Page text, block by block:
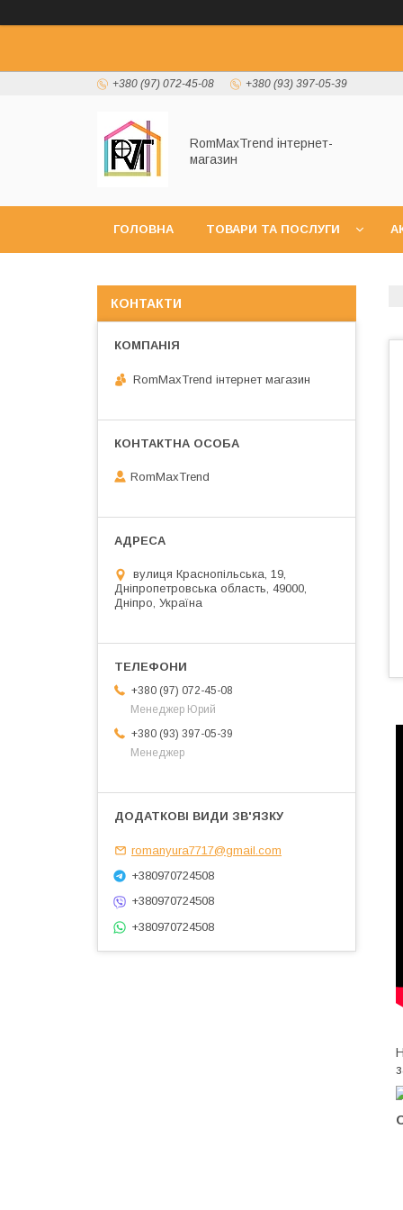
+380 (97) 072-45-08 +380 (93) 397-05-39
RomMaxTrend інтернет-
магазин
ГОЛОВНА ТОВАРИ ТА ПОСЛУГИ
КОНТАКТИ
RomMaxTrend інтернет магазин
RomMaxTrend
вулиця Краснопільська, 19,
Дніпропетровська область, 49000,
Дніпро, Україна
+380 (97) 072-45-08
Менеджер Юрий
+380 (93) 397-05-39
Менеджер
romanyura7717@gmail.com
+380970724508
+380970724508
+380970724508